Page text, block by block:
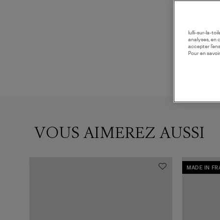
VOUS AIMEREZ AUSSI
MADE IN
lulli-sur-la-
analyses, en
accepter
Pour en